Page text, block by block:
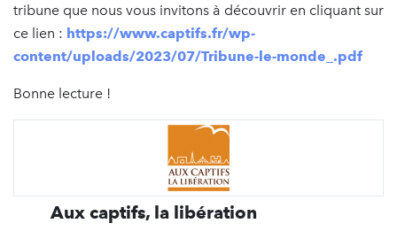
tribune que nous vous invitons à découvrir en cliquant sur
ce lien : https://www.captifs.fr/wp-
content/uploads/2023/07/Tribune-le-monde_.pdf
Bonne lecture !
Aux captifs, la libération